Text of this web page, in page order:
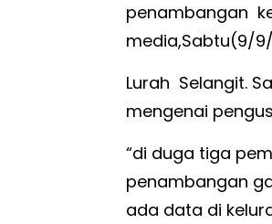
penambangan
media,Sabtu(9/
Lurah Selangit.
mengenai
“di duga tiga
penambangan
ada data di